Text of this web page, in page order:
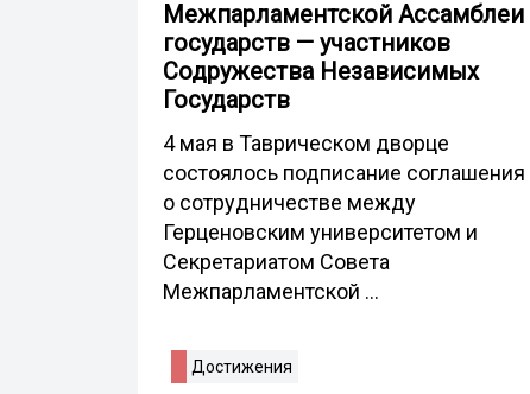
Межпарламентской Ассамблеи​
государств —​ участников
Содружества Независимых
Государств
4 мая в Таврическом дворце
состоялось подписание соглашения
о сотрудничестве между
Герценовским университетом и
Секретариатом Совета
Межпарламентской ...
Достижения